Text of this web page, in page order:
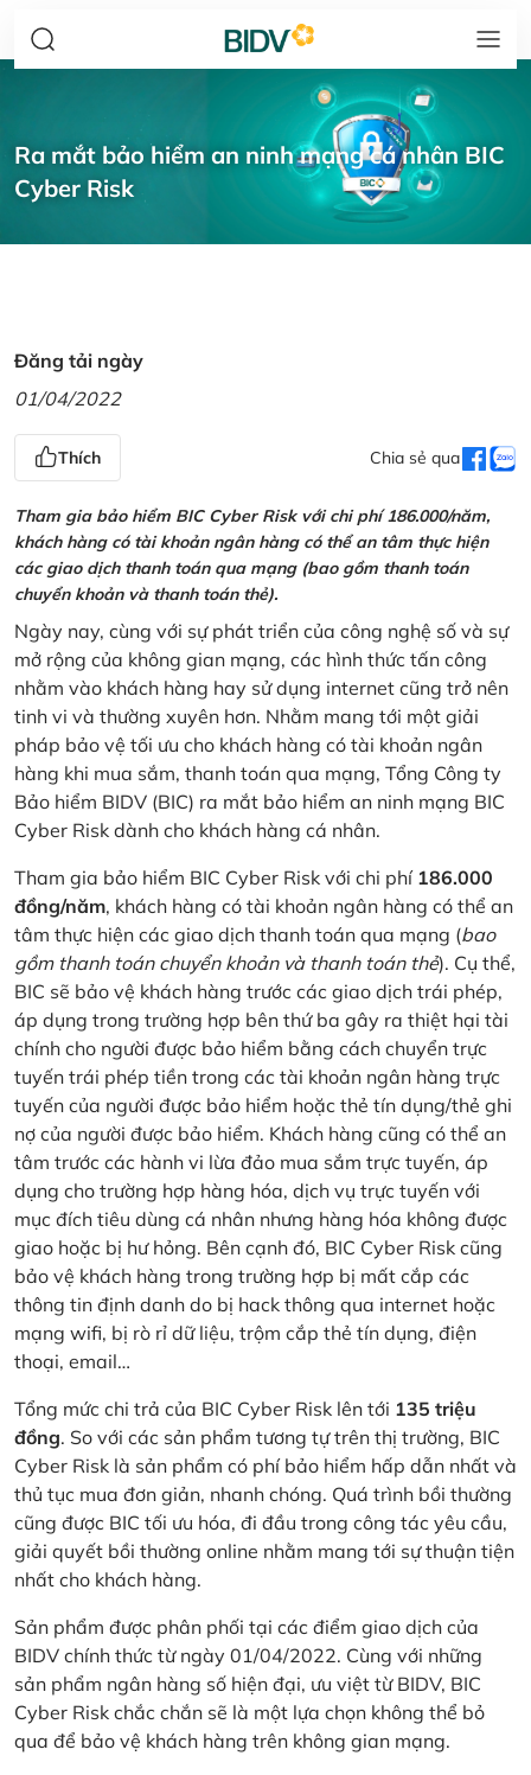
Ra mắt bảo hiểm an ninh mạng cá nhân BIC
Cyber Risk
Đăng tải ngày
01/04/2022
Thích Chia sẻ qua
Tham gia bảo hiểm BIC Cyber Risk với chi phí 186.000/năm,
khách hàng có tài khoản ngân hàng có thể an tâm thực hiện
các giao dịch thanh toán qua mạng (bao gồm thanh toán
chuyển khoản và thanh toán thẻ).
Ngày nay, cùng với sự phát triển của công nghệ số và sự
mở rộng của không gian mạng, các hình thức tấn công
nhằm vào khách hàng hay sử dụng internet cũng trở nên
tinh vi và thường xuyên hơn. Nhằm mang tới một giải
pháp bảo vệ tối ưu cho khách hàng có tài khoản ngân
hàng khi mua sắm, thanh toán qua mạng, Tổng Công ty
Bảo hiểm BIDV (BIC) ra mắt bảo hiểm an ninh mạng BIC
Cyber Risk dành cho khách hàng cá nhân.
Tham gia bảo hiểm BIC Cyber Risk với chi phí 186.000
đồng/năm, khách hàng có tài khoản ngân hàng có thể an
tâm thực hiện các giao dịch thanh toán qua mạng (bao
gồm thanh toán chuyển khoản và thanh toán thẻ). Cụ thể,
BIC sẽ bảo vệ khách hàng trước các giao dịch trái phép,
áp dụng trong trường hợp bên thứ ba gây ra thiệt hại tài
chính cho người được bảo hiểm bằng cách chuyển trực
tuyến trái phép tiền trong các tài khoản ngân hàng trực
tuyến của người được bảo hiểm hoặc thẻ tín dụng/thẻ ghi
nợ của người được bảo hiểm. Khách hàng cũng có thể an
tâm trước các hành vi lừa đảo mua sắm trực tuyến, áp
dụng cho trường hợp hàng hóa, dịch vụ trực tuyến với
mục đích tiêu dùng cá nhân nhưng hàng hóa không được
giao hoặc bị hư hỏng. Bên cạnh đó, BIC Cyber Risk cũng
bảo vệ khách hàng trong trường hợp bị mất cắp các
thông tin định danh do bị hack thông qua internet hoặc
mạng wifi, bị rò rỉ dữ liệu, trộm cắp thẻ tín dụng, điện
thoại, email…
Tổng mức chi trả của BIC Cyber Risk lên tới 135 triệu
đồng. So với các sản phẩm tương tự trên thị trường, BIC
Cyber Risk là sản phẩm có phí bảo hiểm hấp dẫn nhất và
thủ tục mua đơn giản, nhanh chóng. Quá trình bồi thường
cũng được BIC tối ưu hóa, đi đầu trong công tác yêu cầu,
giải quyết bồi thường online nhằm mang tới sự thuận tiện
nhất cho khách hàng.
Sản phẩm được phân phối tại các điểm giao dịch của
BIDV chính thức từ ngày 01/04/2022. Cùng với những
sản phẩm ngân hàng số hiện đại, ưu việt từ BIDV, BIC
Cyber Risk chắc chắn sẽ là một lựa chọn không thể bỏ
qua để bảo vệ khách hàng trên không gian mạng.